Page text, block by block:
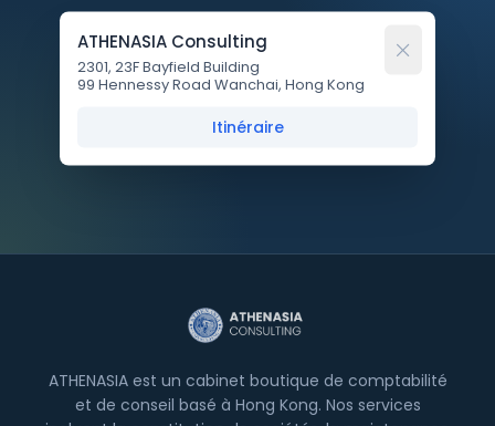
ATHENASIA Consulting
2301, 23F Bayfield Building
99 Hennessy Road Wanchai, Hong Kong
Itinéraire
ATHENASIA est un cabinet boutique de comptabilité
et de conseil basé à Hong Kong. Nos services